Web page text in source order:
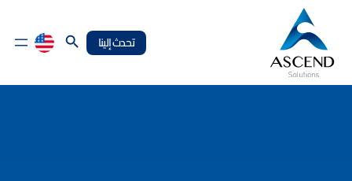
Search Button
تحدث إلينا